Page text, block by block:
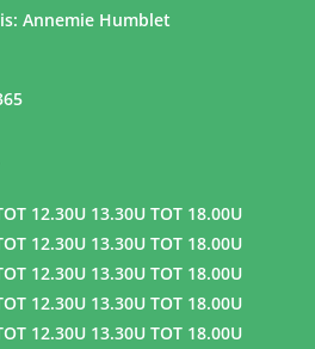
Annemie Humblet
12.30U 13.30U TOT 18.00U
12.30U 13.30U TOT 18.00U
12.30U 13.30U TOT 18.00U
12.30U 13.30U TOT 18.00U
12.30U 13.30U TOT 18.00U